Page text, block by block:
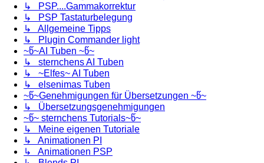
↳ PSP....Gammakorrektur
↳ PSP Tastaturbelegung
↳ Allgemeine Tipps
↳ Plugin Commander light
~წ~AI Tuben ~წ~
↳ sternchens AI Tuben
↳ ~Elfes~ AI Tuben
↳ elsenimas Tuben
~წ~Genehmigungen für Übersetzungen ~წ~
↳ Übersetzungsgenehmigungen
~წ~ sternchens Tutorials~წ~
↳ Meine eigenen Tutoriale
↳ Animationen PI
↳ Animationen PSP